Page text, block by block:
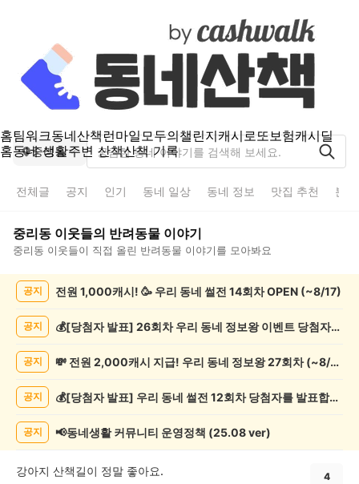
홈팀워크동네산책런마일모두의챌린지캐시로또보험캐시딜
홈동네 생활주변 산책산책 기록
중리동
전체글 공지 인기 동네 일상 동네 정보 맛집 추천 분
중리동 이웃들의 반려동물 이야기
중리동 이웃들이 직접 올린 반려동물 이야기를 모아봐요
록
공지 전원 1,000캐시! 🥳 우리 동네 썰전 14회차 OPEN (~8/17)
공지 💰[당첨자 발표] 26회차 우리 동네 정보왕 이벤트 당첨자를 발표합니다!
공지 💸 전원 2,000캐시 지급! 우리 동네 정보왕 27회차 (~8/10)
공지 💰[당첨자 발표] 우리 동네 썰전 12회차 당첨자를 발표합니다!
공지 📢동네생활 커뮤니티 운영정책 (25.08 ver)
강아지 산책길이 정말 좋아요. 4